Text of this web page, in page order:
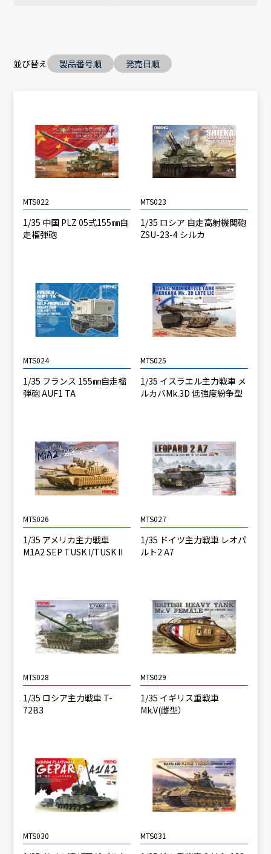
並び替え 製品番号順 発売日順
MTS022
1/35 中国 PLZ 05式155㎜自
走榴弾砲
MTS023
1/35 ロシア 自走高射機関砲
ZSU-23-4 シルカ
MTS024
1/35 フランス 155㎜自走榴
弾砲 AUF1 TA
MTS025
1/35 イスラエル主力戦車 メ
ルカバMk.3D 低強度紛争型
MTS026
1/35 アメリカ主力戦車
M1A2 SEP TUSK I/TUSK II
MTS027
1/35 ドイツ主力戦車 レオパ
ルト2 A7
MTS028
1/35 ロシア主力戦車 T-
72B3
MTS029
1/35 イギリス重戦車
Mk.V(雌型）
MTS030 MTS031